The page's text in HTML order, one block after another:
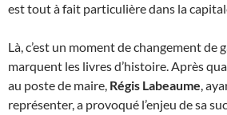
est tout à fait particulière dans la
Là, c’est un moment de changement de
marquent les livres d’histoire. Après
au poste de maire, Régis Labeaume,
représenter, a provoqué l’enjeu de sa